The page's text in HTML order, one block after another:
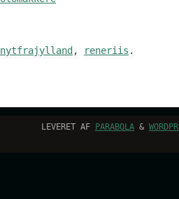
nytfrajylland , reneriis .
LEVERET AF PARABOLA &